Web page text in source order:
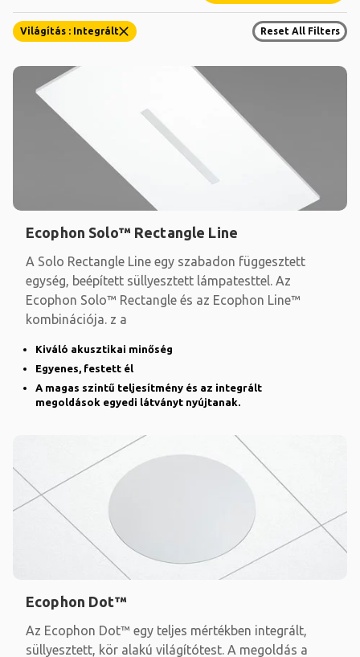
Világítás : Integrált Reset All Filters
Ecophon Solo™ Rectangle Line
A Solo Rectangle Line egy szabadon függesztett
egység, beépített süllyesztett lámpatesttel. Az
Ecophon Solo™ Rectangle és az Ecophon Line™
kombinációja. z a
Kiváló akusztikai minőség
Egyenes, festett él
A magas szintű teljesítmény és az integrált
megoldások egyedi látványt nyújtanak.
Ecophon Dot™
Az Ecophon Dot™ egy teljes mértékben integrált,
süllyesztett, kör alakú világítótest. A megoldás a